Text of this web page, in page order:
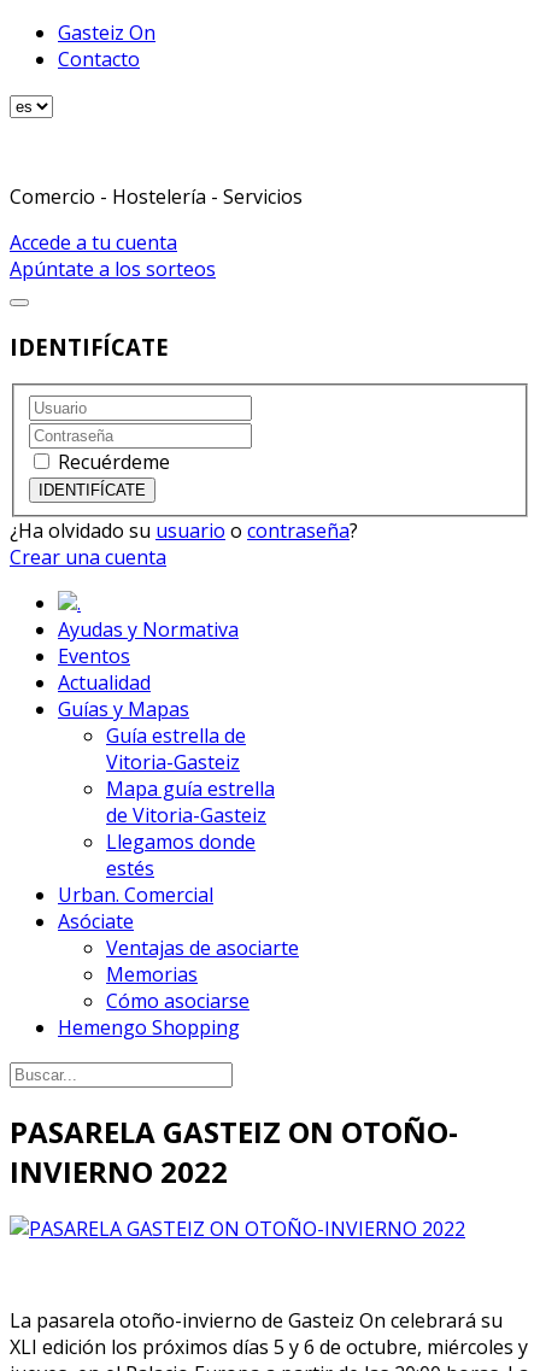
Gasteiz On
Contacto
Comercio - Hostelería - Servicios
Accede a tu cuenta
Apúntate a los sorteos
IDENTIFÍCATE
Recuérdeme
¿Ha olvidado su usuario o contraseña?
Crear una cuenta
.
Ayudas y Normativa
Eventos
Actualidad
Guías y Mapas
Guía estrella de
Vitoria-Gasteiz
Mapa guía estrella
de Vitoria-Gasteiz
Llegamos donde
estés
Urban. Comercial
Asóciate
Ventajas de asociarte
Memorias
Cómo asociarse
Hemengo Shopping
PASARELA GASTEIZ ON OTOÑO-
INVIERNO 2022
La pasarela otoño-invierno de Gasteiz On celebrará su
XLI edición los próximos días 5 y 6 de octubre, miércoles y